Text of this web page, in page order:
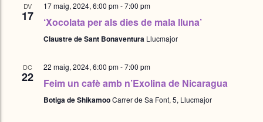
DV
17
17 maig, 2024, 6:00 pm-7:00 pm
‘Xocolata per als dies de mala lluna’
Claustre de Sant Bonaventura Llucmajor
DC
22
22 maig, 2024, 6:00 pm-7:00 pm
Feim un cafè amb n’Exolina de Nicaragua
Botiga de ShikamooCarrer de Sa Font, 5, Llucmajor